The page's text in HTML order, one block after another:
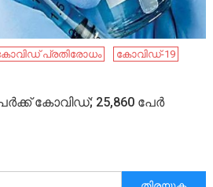
പ്രതിരോധം
കോവിഡ്-19
കോവിഡ്; 25,860 പേര്‍
അനേഷിക്കുക